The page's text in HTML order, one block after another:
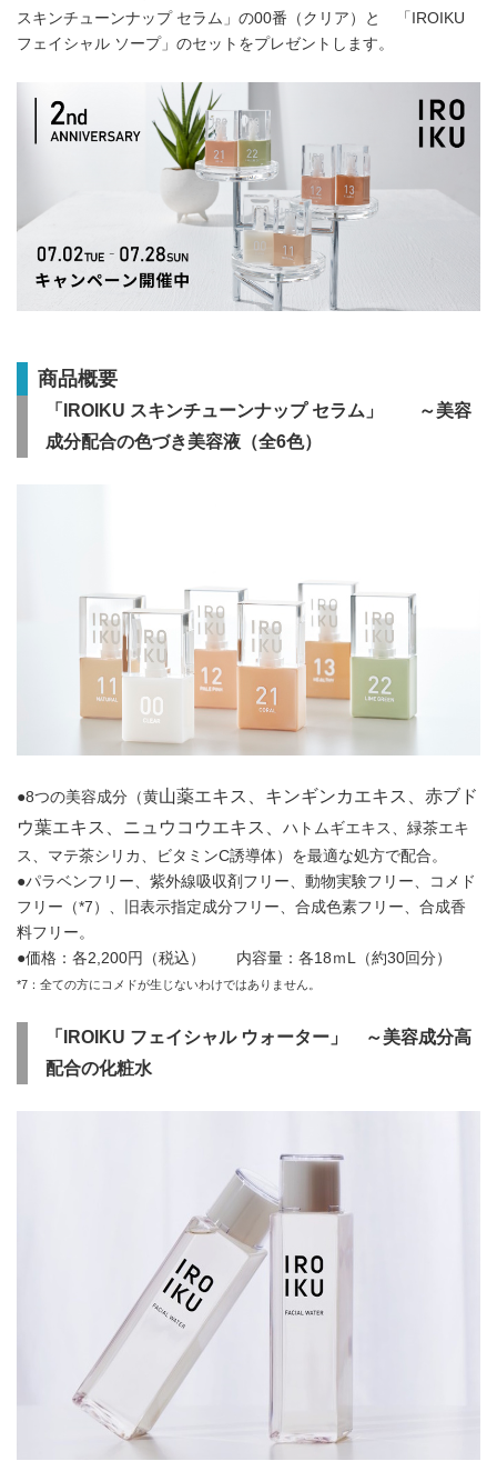
スキンチューンナップ セラム」の00番（クリア）と 「IROIKU
フェイシャル ソープ」のセットをプレゼントします。
商品概要
「IROIKU スキンチューンナップ セラム」 ～美容
成分配合の色づき美容液（全6色）
●8つの美容成分（黄山薬エキス、キンギンカエキス、赤ブド
ウ葉エキス、ニュウコウエキス、 ハトムギエキス、緑茶エキ
ス、マテ茶シリカ、ビタミンC誘導体）を最適な処方で配合。
●パラベンフリー、紫外線吸収剤フリー、動物実験フリー、コメド
フリー（*7）、旧表示指定成分フリー、合成色素フリー、合成香
料フリー。
●価格：各2,200円（税込） 内容量：各18ｍL（約30回分）
*7：全ての方にコメドが生じないわけではありません。
「 IROIKU フェイシャル ウォーター」
～美容成分高
配合の化粧水
English